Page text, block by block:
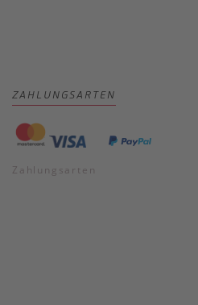
ZAHLUNGSARTEN
Zahlungsarten